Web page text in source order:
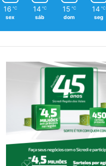
16 ℃
sex
14 ℃
sáb
15 ℃
dom
14 ℃
seg